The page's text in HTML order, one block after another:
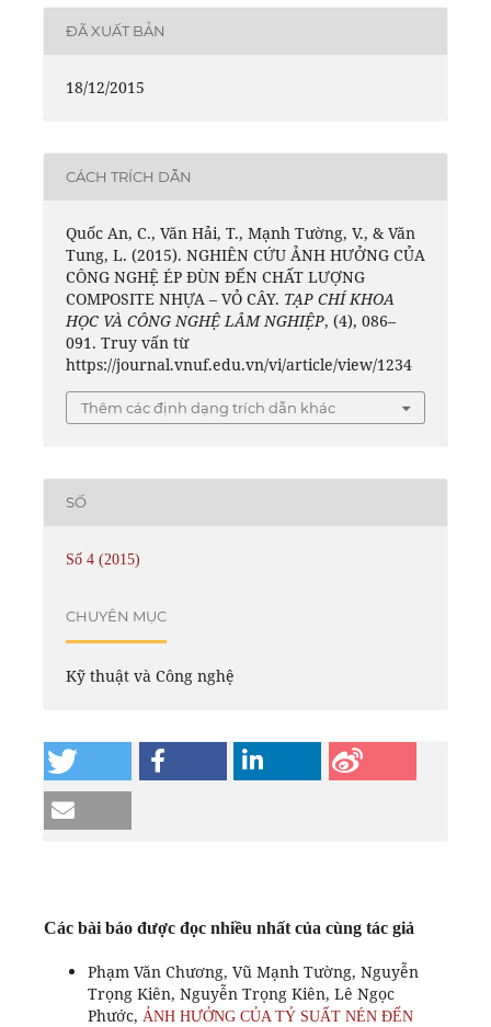
ĐÃ XUẤT BẢN
18/12/2015
CÁCH TRÍCH DẪN
Quốc An, C., Văn Hải, T., Mạnh Tường, V., & Văn
Tung, L. (2015). NGHIÊN CỨU ẢNH HƯỞNG CỦA
CÔNG NGHỆ ÉP ĐÙN ĐẾN CHẤT LƯỢNG
COMPOSITE NHỰA – VỎ CÂY. TẠP CHÍ KHOA
HỌC VÀ CÔNG NGHỆ LÂM NGHIỆP, (4), 086–
091. Truy vấn từ
https://journal.vnuf.edu.vn/vi/article/view/1234
Thêm các định dạng trích dẫn khác
SỐ
Số 4 (2015)
CHUYÊN MỤC
Kỹ thuật và Công nghệ
Các bài báo được đọc nhiều nhất của cùng tác giả
Phạm Văn Chương, Vũ Mạnh Tường, Nguyễn
Trọng Kiên, Nguyễn Trọng Kiên, Lê Ngọc
Phước, ẢNH HƯỞNG CỦA TỶ SUẤT NÉN ĐẾN